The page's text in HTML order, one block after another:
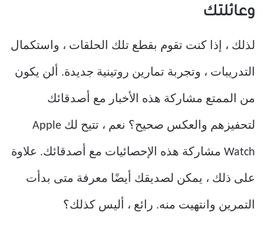
وعائلتك
لذلك ، إذا كنت تقوم بقطع تلك الحلقات ، واستكمال
التدريبات ، وتجربة تمارين روتينية جديدة. ألن يكون
من الممتع مشاركة هذه الأخبار مع أصدقائك
لتحفيزهم والعكس صحيح؟ نعم ، تتيح لك Apple
Watch مشاركة هذه الإحصائيات مع أصدقائك. علاوة
على ذلك ، يمكن لصديقك أيضًا معرفة متى بدأت
التمرين وانتهيت منه. رائع ، أليس كذلك؟